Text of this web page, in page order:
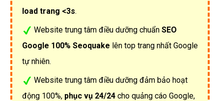
load trang <3s.
Website trung tâm điều dưỡng chuẩn SEO
Google 100% Seoquake lên top trang nhất Google
tự nhiên.
Website trung tâm điều dưỡng đảm bảo hoạt
động 100%, phục vụ 24/24 cho quảng cáo Google,